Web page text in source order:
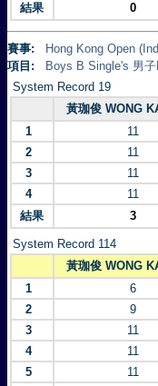
結果
0
賽事:
Hong Kong Open
項目:
Boys B Single's 男
System Record 19
黃珈俊 WONG
1
11
2
11
3
11
4
11
結果
3
System Record 114
黃珈俊 WONG
1
6
2
9
3
11
4
11
5
11